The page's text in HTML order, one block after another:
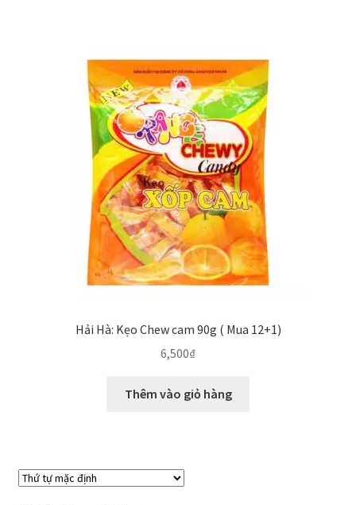
Hải Hà: Kẹo Chew cam 90g ( Mua 12+1)
6,500₫
Thêm vào giỏ hàng